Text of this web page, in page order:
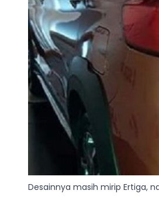
Desainnya masih mirip Ertiga,